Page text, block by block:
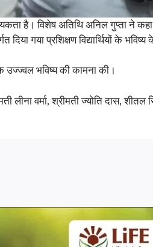
है। विशेष अतिथि अनिल गुप्ता ने
गया प्रशिक्षण विद्यार्थियों के भविष्य
उज्ज्वल भविष्य की कामना की।
वर्मा, श्रीमती ज्योति दास,